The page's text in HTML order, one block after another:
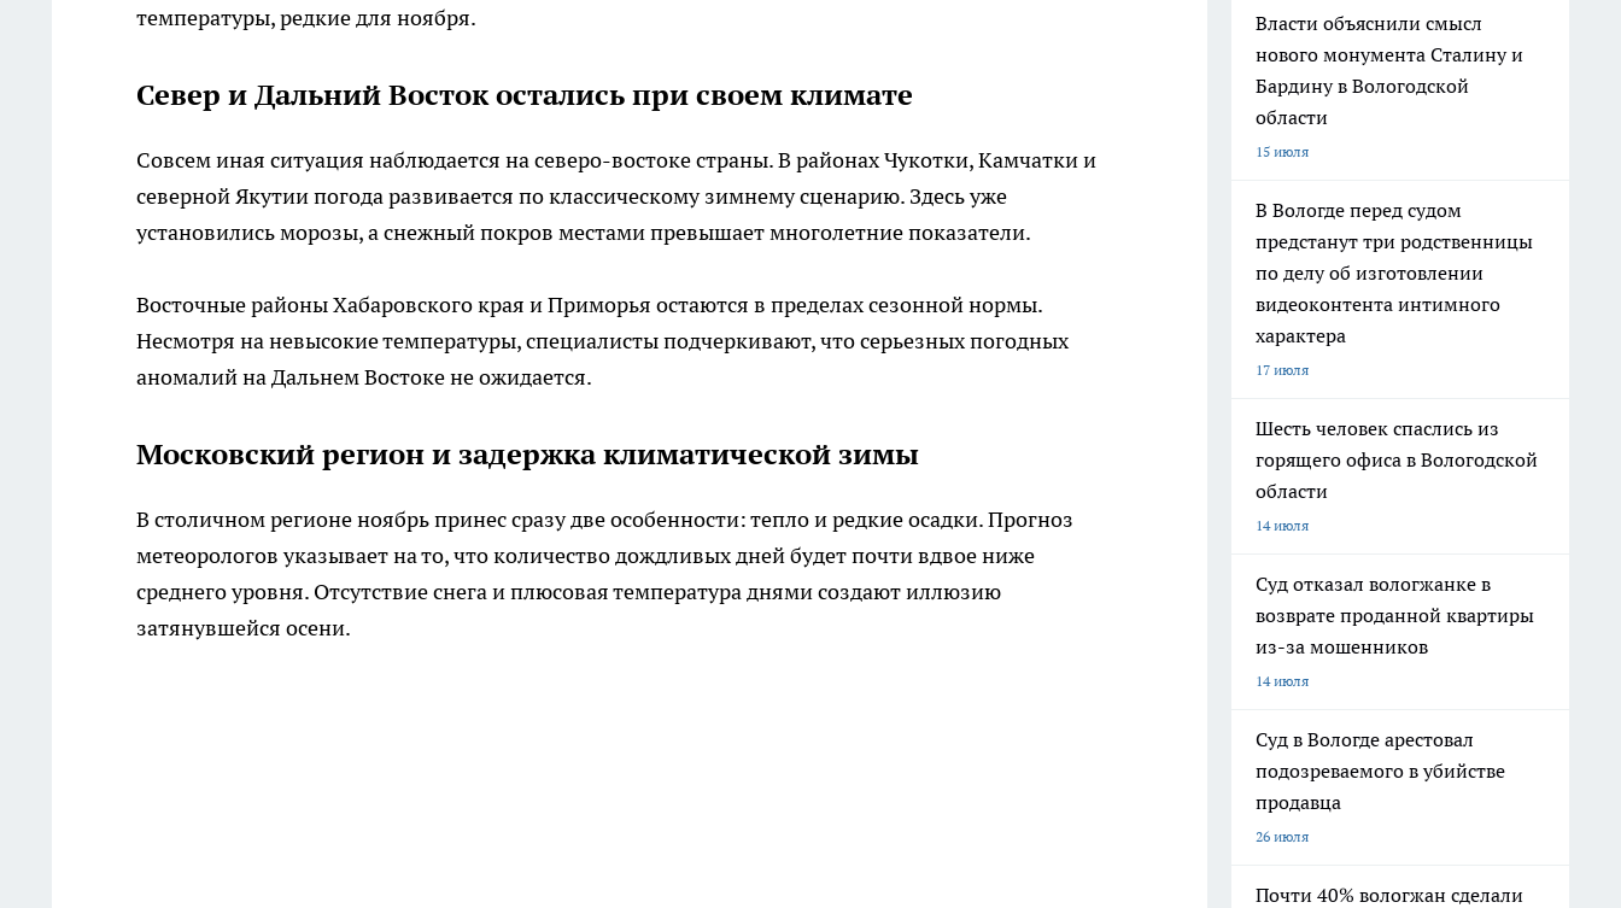
температуры, редкие для ноября.
Север и Дальний Восток остались при своем климате
Совсем иная ситуация наблюдается на северо-востоке страны. В районах Чукотки, Камчатки и
северной Якутии погода развивается по классическому зимнему сценарию. Здесь уже
установились морозы, а снежный покров местами превышает многолетние показатели.
Восточные районы Хабаровского края и Приморья остаются в пределах сезонной нормы.
Несмотря на невысокие температуры, специалисты подчеркивают, что серьезных погодных
аномалий на Дальнем Востоке не ожидается.
Московский регион и задержка климатической зимы
В столичном регионе ноябрь принес сразу две особенности: тепло и редкие осадки. Прогноз
метеорологов указывает на то, что количество дождливых дней будет почти вдвое ниже
среднего уровня. Отсутствие снега и плюсовая температура днями создают иллюзию
затянувшейся осени.
Власти объяснили смысл
нового монумента Сталину и
Бардину в Вологодской
области
15 июля
В Вологде перед судом
предстанут три родственницы
по делу об изготовлении
видеоконтента интимного
характера
17 июля
Шесть человек спаслись из
горящего офиса в Вологодской
области
14 июля
Суд отказал вологжанке в
возврате проданной квартиры
из-за мошенников
14 июля
Суд в Вологде арестовал
подозреваемого в убийстве
продавца
26 июля
Почти 40% вологжан сделали